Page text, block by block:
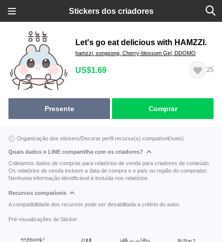
Stickers dos criadores
Let's go eat delicious with HAMZZI.
hamzzi, songsong, Cherry-blossom Girl, DDOMO
US$1.69 25
Presente Comprar
Organização dos stickers/Decorar perfil recurso(s) compatível(íveis)
Quais dados o LINE compartilha com os criadores?
Coletamos dados de compras para relatórios de venda para criadores de conteúdo.
Os relatórios de venda incluem a data de compra e o país ou região do comprador.
Nenhuma informação identificável é incluída nos relatórios.
Recursos compatíveis
A compatibilidade dos recursos pode ser desabilitada a critério do autor.
Pré-visualizações de Sticker